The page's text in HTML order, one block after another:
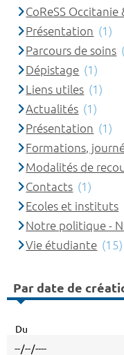
CoReSS
Présentation (1)
Parcours de soins
Dépistage (1)
Liens utiles (1)
Actualités (1)
Présentation (1)
Formations,
Modalités de
Contacts (1)
Ecoles et instituts
Notre politique -
Vie étudiante (15)
Par date de
Du